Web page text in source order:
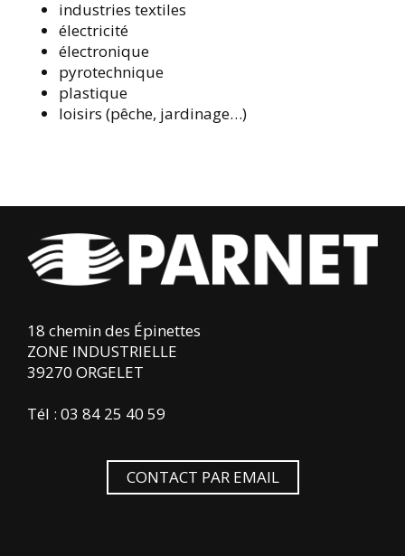
industries textiles
électricité
électronique
pyrotechnique
plastique
loisirs (pêche, jardinage…)
18 chemin des Épinettes
ZONE INDUSTRIELLE
39270 ORGELET
Tél : 03 84 25 40 59
CONTACT PAR EMAIL